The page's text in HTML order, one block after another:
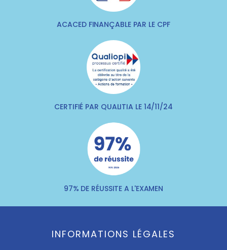
ACACED FINANÇABLE PAR LE CPF
CERTIFIÉ PAR QUALITIA LE 14/11/24
97% DE RÉUSSITE A L'EXAMEN
INFORMATIONS LÉGALES